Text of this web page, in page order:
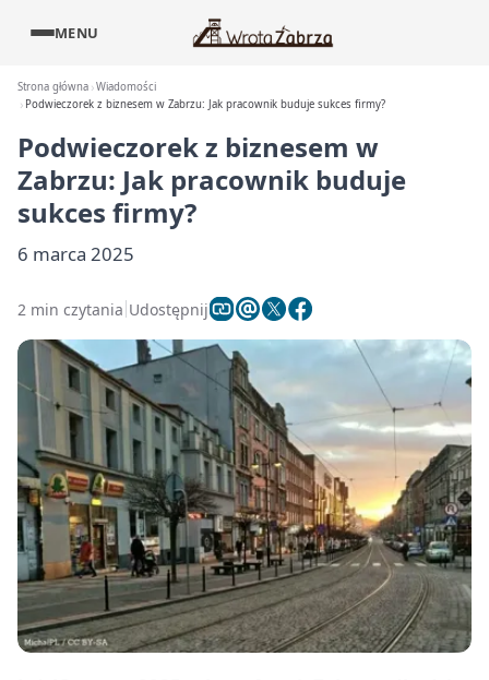
MENU
Strona główna Wiadomości
Podwieczorek z biznesem w Zabrzu: Jak pracownik buduje sukces firmy?
Podwieczorek z biznesem w
Zabrzu: Jak pracownik buduje
sukces firmy?
6 marca 2025
2 min czytania Udostępnij